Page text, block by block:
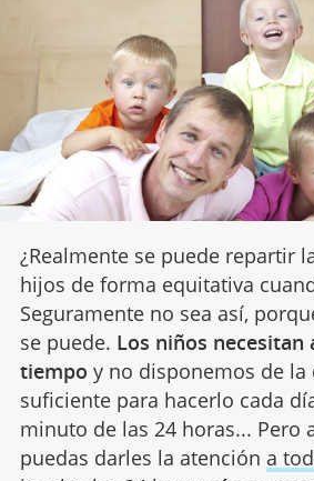
¿Realmente se puede repartir
hijos de forma equitativa
Seguramente no sea así,
se puede. Los niños
tiempo y no disponemos de la
suficiente para hacerlo cada
minuto de las 24 horas... Pero
puedas darles la atención a